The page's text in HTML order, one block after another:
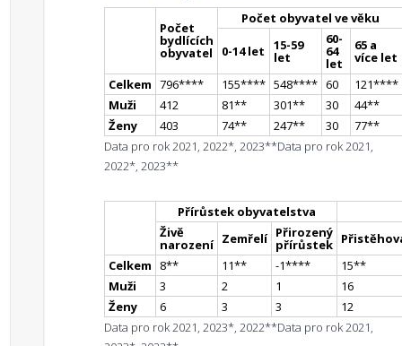
Počet
bydlících
obyvatel
Počet obyvatel ve věku
0-14 let 15-59
let
60-
64
let
65 a
více let
Celkem 796**** 155**** 548**** 60 121****
Muži
412 81** 301** 30 44**
Ženy
403 74** 247** 30 77**
Data pro rok 2021, 2022*, 2023**Data pro rok 2021,
2022*, 2023**
Přírůstek obyvatelstva
Živě
narození Zemřelí Přirozený
přírůstek
Celkem
8** 11** -1**** 15**
Muži
3 2 1
16
Ženy
6 3 3
12
Data pro rok 2021, 2023*, 2022**Data pro rok 2021,